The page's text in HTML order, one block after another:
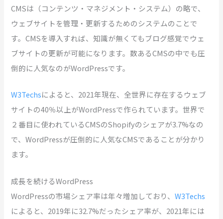
CMSは（コンテンツ・マネジメント・システム）の略で、
ウェブサイトを管理・更新するためのシステムのことで
す。CMSを導入すれば、知識が無くてもブログ感覚でウェ
ブサイトの更新が可能になります。数あるCMSの中でも圧
倒的に人気なのがWordPressです。
W3Techsによると、2021年現在、全世界に存在するウェブ
サイトの40％以上がWordPressで作られています。世界で
２番目に使われているCMSのShopifyのシェアが3.7%なの
で、WordPressが圧倒的に人気なCMSであることが分かり
ます。
成長を続けるWordPress
WordPressの市場シェア率は年々増加しており、W3Techs
によると、2019年に32.7%だったシェア率が、2021年には